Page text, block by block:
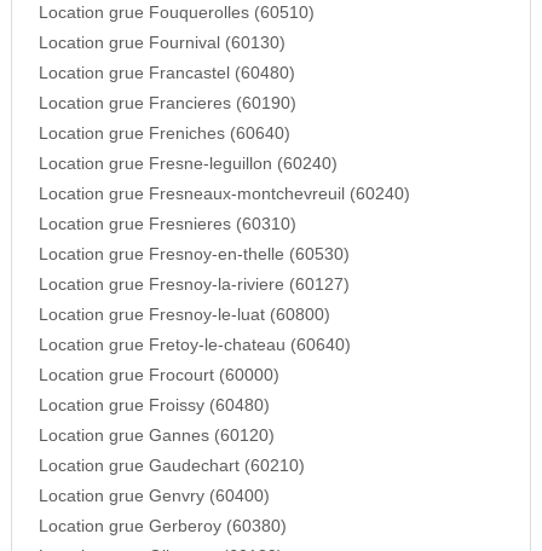
Location grue Fouquerolles (60510)
Location grue Fournival (60130)
Location grue Francastel (60480)
Location grue Francieres (60190)
Location grue Freniches (60640)
Location grue Fresne-leguillon (60240)
Location grue Fresneaux-montchevreuil (60240)
Location grue Fresnieres (60310)
Location grue Fresnoy-en-thelle (60530)
Location grue Fresnoy-la-riviere (60127)
Location grue Fresnoy-le-luat (60800)
Location grue Fretoy-le-chateau (60640)
Location grue Frocourt (60000)
Location grue Froissy (60480)
Location grue Gannes (60120)
Location grue Gaudechart (60210)
Location grue Genvry (60400)
Location grue Gerberoy (60380)